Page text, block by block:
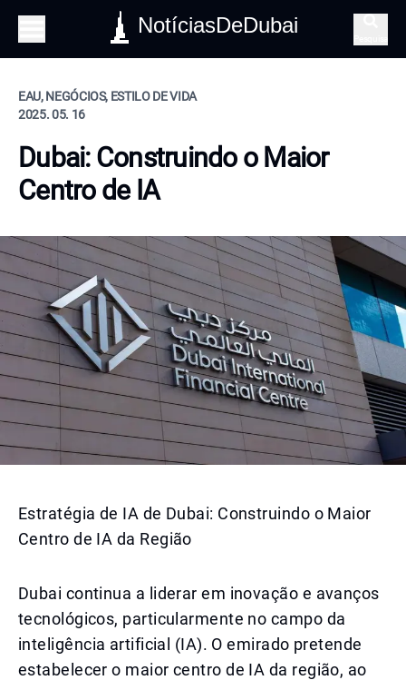
NotíciasDeDubai
EAU, NEGÓCIOS, ESTILO DE VIDA
2025. 05. 16
Dubai: Construindo o Maior
Centro de IA
Estratégia de IA de Dubai: Construindo o Maior
Centro de IA da Região
Dubai continua a liderar em inovação e avanços
tecnológicos, particularmente no campo da
inteligência artificial (IA). O emirado pretende
estabelecer o maior centro de IA da região, ao